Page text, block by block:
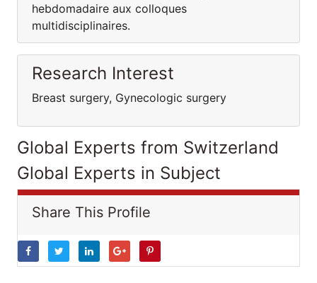
hebdomadaire aux colloques
multidisciplinaires.
Research Interest
Breast surgery, Gynecologic surgery
Global Experts from Switzerland
Global Experts in Subject
Share This Profile